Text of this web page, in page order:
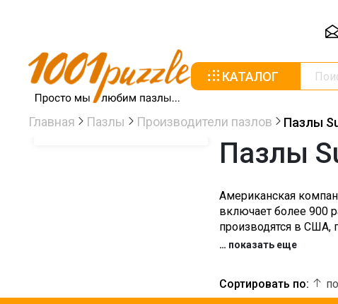
КАТАЛОГ
Главная Пазлы Производители пазлов Пазлы
Пазлы
Американская
включает более 900
производятся в
… показать еще
Сортировать по: